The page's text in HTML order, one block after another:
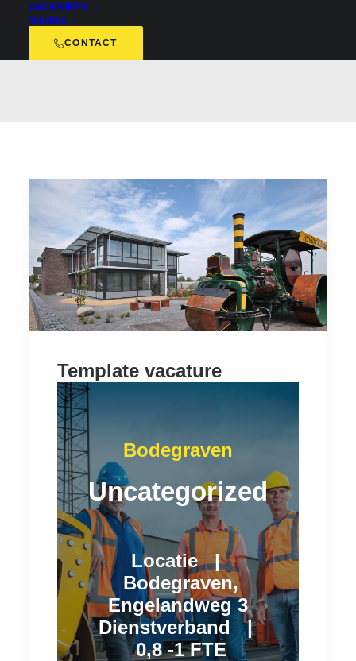
VACATURES
NIEUWS
CONTACT
Template vacature
Bodegraven
Uncategorized
Locatie|
Bodegraven,
Engelandweg 3
Dienstverband |
0,8 -1 FTE